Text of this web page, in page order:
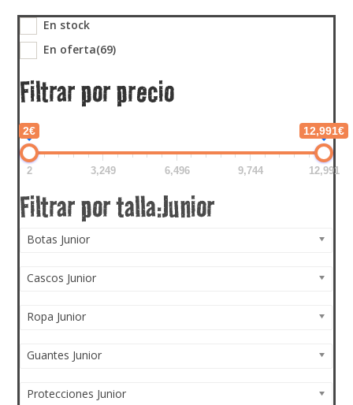
En stock
En oferta(69)
Filtrar por precio
2€ 12,991€
2 3,249 6,496 9,744 12,991
Botas Junior
Cascos Junior
Ropa Junior
Guantes Junior
Protecciones Junior